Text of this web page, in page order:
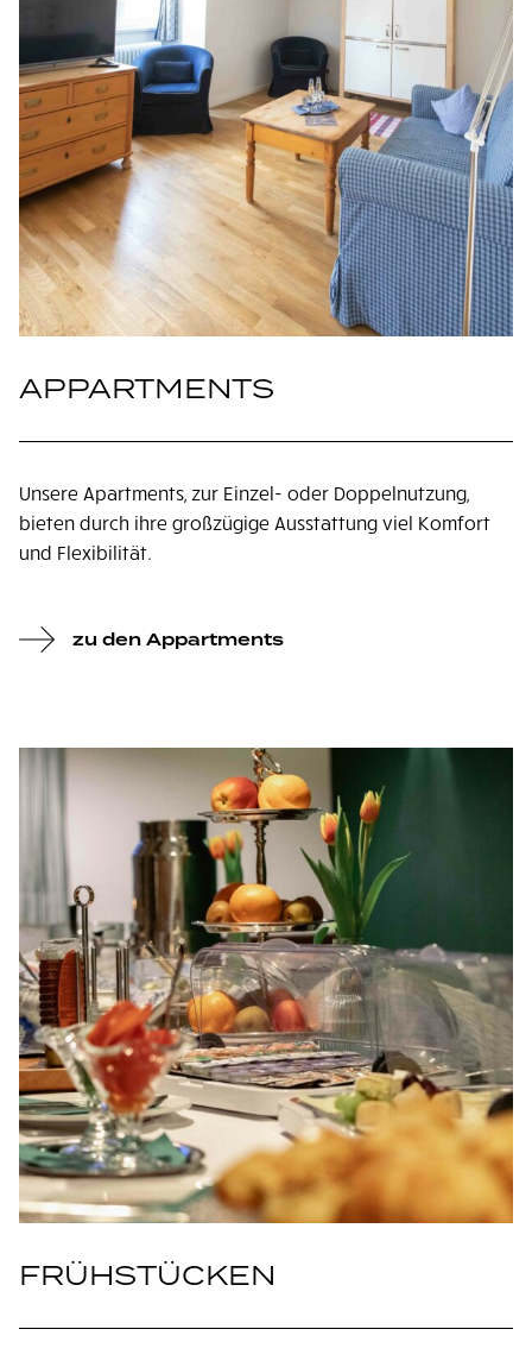
APPARTMENTS
Unsere Apartments, zur Einzel- oder Doppelnutzung,
bieten durch ihre großzügige Ausstattung viel Komfort
und Flexibilität.
zu den Appartments
FRÜHSTÜCKEN